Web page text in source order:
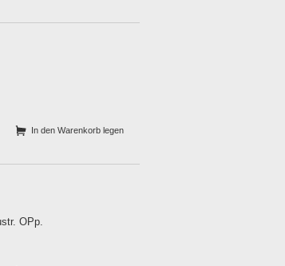
In den Warenkorb legen
OPp.